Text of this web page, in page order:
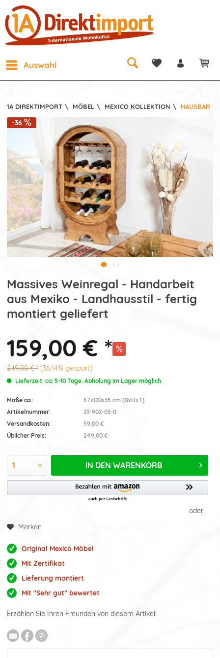
Auswahl
1A DIREKTIMPORT \ MÖBEL \ MEXICO KOLLEKTION \ HAUSBAR
-36
Massives Weinregal - Handarbeit
aus Mexiko - Landhausstil - fertig
montiert geliefert
159,00 € *
249,00 € * (36,14% gespart)
Lieferzeit: ca. 5-10 Tage. Abholung im Lager möglich
Maße ca.:
67x120x35 cm (BxHxT)
Artikelnummer:
23-902-03-0
Versandkosten:
59,00 €
Üblicher Preis:
249,00 €
IN DEN WARENKORB
oder
Merken
Original Mexico Möbel
Mit Zertifikat
Lieferung montiert
Mit "Sehr gut" bewertet
Erzählen Sie Ihren Freunden von diesem Artikel: